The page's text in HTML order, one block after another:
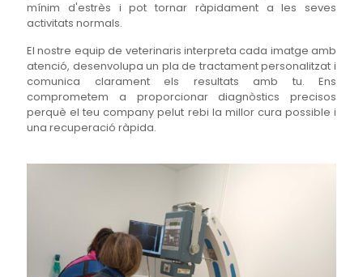
mínim d'estrès i pot tornar ràpidament a les seves
activitats normals.
El nostre equip de veterinaris interpreta cada imatge amb
atenció, desenvolupa un pla de tractament personalitzat i
comunica clarament els resultats amb tu. Ens
comprometem a proporcionar diagnòstics precisos
perquè el teu company pelut rebi la millor cura possible i
una recuperació ràpida.